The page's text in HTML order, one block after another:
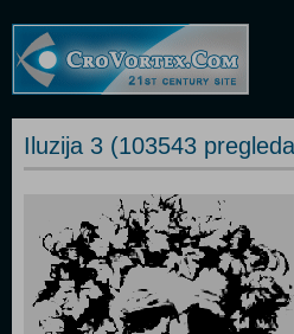
Iluzija 3 (103543